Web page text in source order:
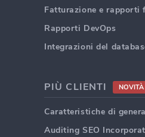
Fatturazione e rapporti
Rapporti DevOps
Integrazioni del
PIÙ CLIENTI NOVITÀ
Caratteristiche di
Auditing SEO